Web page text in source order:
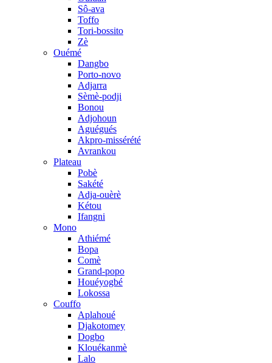
Sô-ava
Toffo
Tori-bossito
Zè
Ouémé
Dangbo
Porto-novo
Adjarra
Sèmè-podji
Bonou
Adjohoun
Aguégués
Akpro-missérété
Avrankou
Plateau
Pobè
Sakété
Adja-ouèrè
Kétou
Ifangni
Mono
Athiémé
Bopa
Comè
Grand-popo
Houéyogbé
Lokossa
Couffo
Aplahoué
Djakotomey
Dogbo
Klouékanmè
Lalo